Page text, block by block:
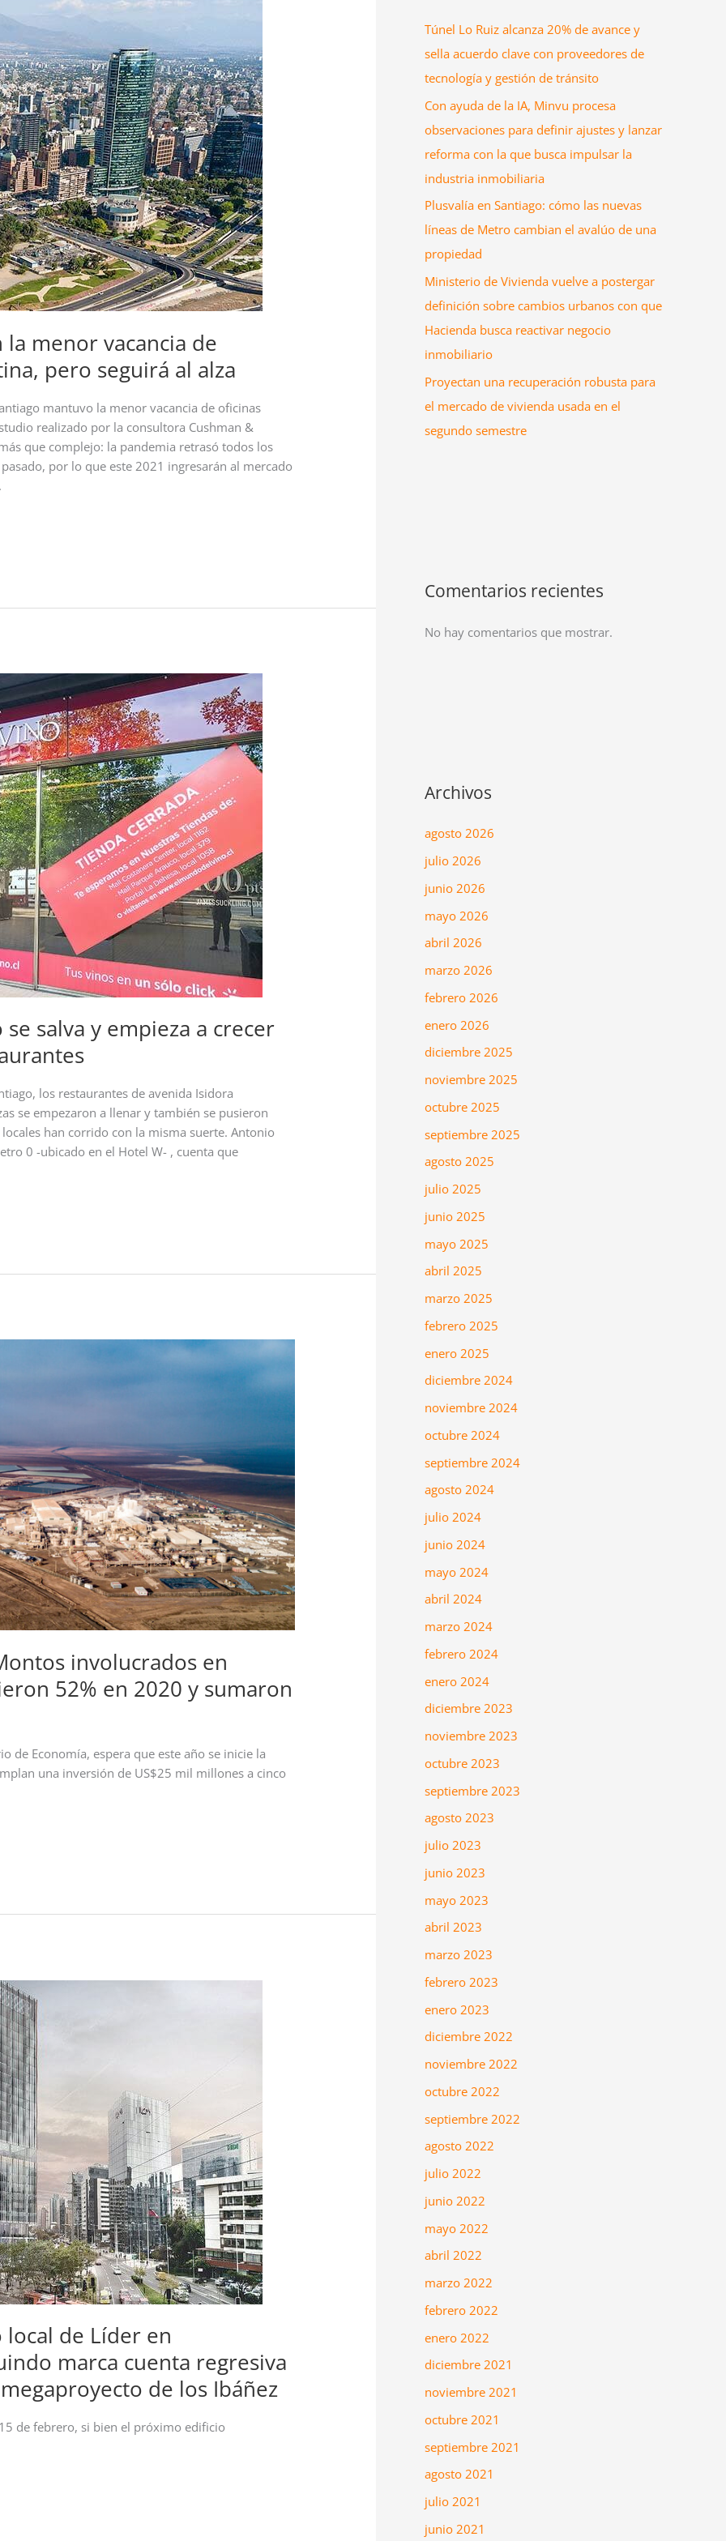
menor vacancia de
pero seguirá al alza
mantuvo la menor vacancia de oficinas
realizado por la consultora Cushman &
que complejo: la pandemia retrasó todos los
por lo que este 2021 ingresarán al mercado
salva y empieza a crecer
los restaurantes de avenida Isidora
se empezaron a llenar y también se pusieron
han corrido con la misma suerte. Antonio
0 -ubicado en el Hotel W- , cuenta que
involucrados en
52% en 2020 y sumaron
de Economía, espera que este año se inicie la
una inversión de US$25 mil millones a cinco
de Líder en
marca cuenta regresiva
de los Ibáñez
de febrero, si bien el próximo edificio
Túnel Lo Ruiz alcanza 20% de avance y
sella acuerdo clave con proveedores de
tecnología y gestión de tránsito
Con ayuda de la IA, Minvu procesa
observaciones para definir ajustes y lanzar
reforma con la que busca impulsar la
industria inmobiliaria
Plusvalía en Santiago: cómo las nuevas
líneas de Metro cambian el avalúo de una
propiedad
Ministerio de Vivienda vuelve a postergar
definición sobre cambios urbanos con que
Hacienda busca reactivar negocio
inmobiliario
Proyectan una recuperación robusta para
el mercado de vivienda usada en el
segundo semestre
Comentarios recientes
No hay comentarios que mostrar.
Archivos
agosto 2026
julio 2026
junio 2026
mayo 2026
abril 2026
marzo 2026
febrero 2026
enero 2026
diciembre 2025
noviembre 2025
octubre 2025
septiembre 2025
agosto 2025
julio 2025
junio 2025
mayo 2025
abril 2025
marzo 2025
febrero 2025
enero 2025
diciembre 2024
noviembre 2024
octubre 2024
septiembre 2024
agosto 2024
julio 2024
junio 2024
mayo 2024
abril 2024
marzo 2024
febrero 2024
enero 2024
diciembre 2023
noviembre 2023
octubre 2023
septiembre 2023
agosto 2023
julio 2023
junio 2023
mayo 2023
abril 2023
marzo 2023
febrero 2023
enero 2023
diciembre 2022
noviembre 2022
octubre 2022
septiembre 2022
agosto 2022
julio 2022
junio 2022
mayo 2022
abril 2022
marzo 2022
febrero 2022
enero 2022
diciembre 2021
noviembre 2021
octubre 2021
septiembre 2021
agosto 2021
julio 2021
junio 2021